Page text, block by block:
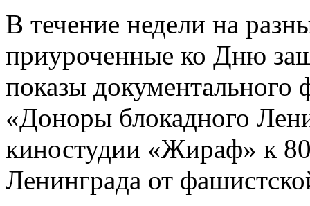
В течение недели на
приуроченные ко Дню
показы
«Доноры блокадного
киностудии «Жираф» к
Ленинграда от